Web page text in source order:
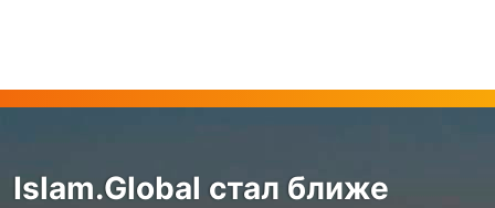
Islam.Global стал ближе